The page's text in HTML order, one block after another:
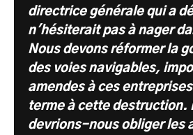
directrice générale qui a
n'hésiterait pas à nager
Nous devons réformer la
des voies navigables,
amendes à ces
terme à cette destruction.
devrions-nous obliger les